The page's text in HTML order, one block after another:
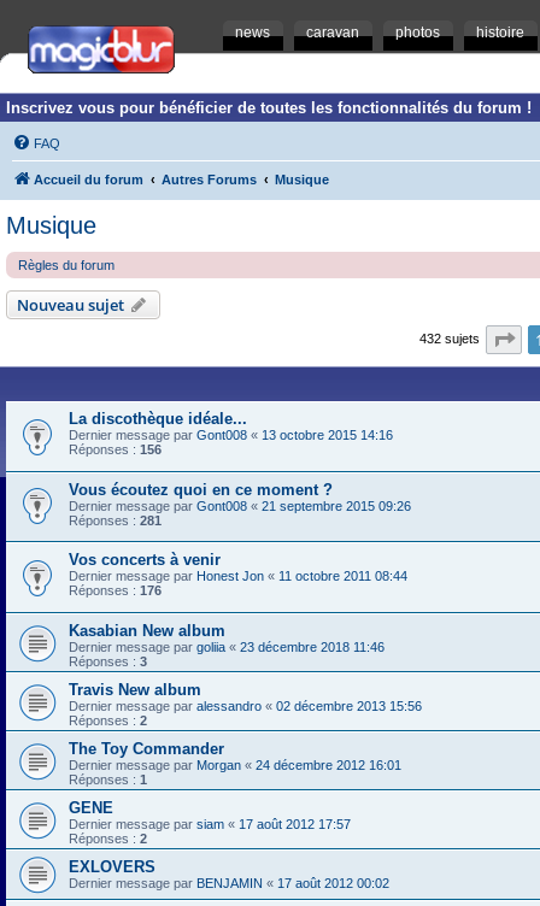
news caravan photos histoire
Inscrivez vous pour bénéficier de toutes les fonctionnalités du forum !
FAQ
Accueil du forum Autres Forums Musique
Musique
Règles du forum
Nouveau sujet
432 sujets
La discothèque idéale...
Dernier message par Gont008 « 13 octobre 2015 14:16
Réponses : 156
Vous écoutez quoi en ce moment ?
Dernier message par Gont008 « 21 septembre 2015 09:26
Réponses : 281
Vos concerts à venir
Dernier message par Honest Jon « 11 octobre 2011 08:44
Réponses : 176
Kasabian New album
Dernier message par goliia « 23 décembre 2018 11:46
Réponses : 3
Travis New album
Dernier message par alessandro « 02 décembre 2013 15:56
Réponses : 2
The Toy Commander
Dernier message par Morgan « 24 décembre 2012 16:01
Réponses : 1
GENE
Dernier message par siam « 17 août 2012 17:57
Réponses : 2
EXLOVERS
Dernier message par BENJAMIN « 17 août 2012 00:02